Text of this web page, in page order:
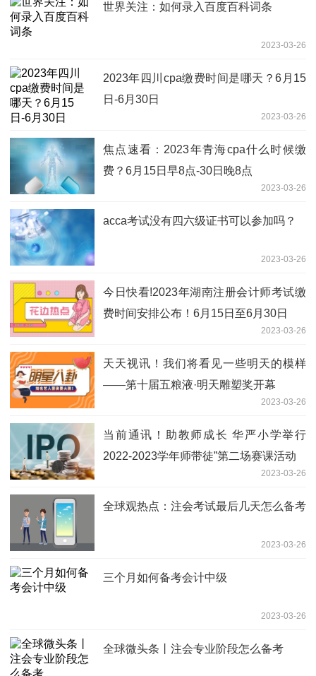
世界关注：如何录入百度百科词条
2023-03-26
2023年四川cpa缴费时间是哪天？6月15
日-6月30日
2023-03-26
焦点速看：2023年青海cpa什么时候缴
费？6月15日早8点-30日晚8点
2023-03-26
acca考试没有四六级证书可以参加吗？
2023-03-26
今日快看!2023年湖南注册会计师考试缴
费时间安排公布！6月15日至6月30日
2023-03-26
天天视讯！我们将看见一些明天的模样
——第十届五粮液·明天雕塑奖开幕
2023-03-26
当前通讯！助教师成长 华严小学举行
2022-2023学年师带徒”第二场赛课活动
2023-03-26
全球观热点：注会考试最后几天怎么备考
2023-03-26
三个月如何备考会计中级
2023-03-26
全球微头条丨注会专业阶段怎么备考